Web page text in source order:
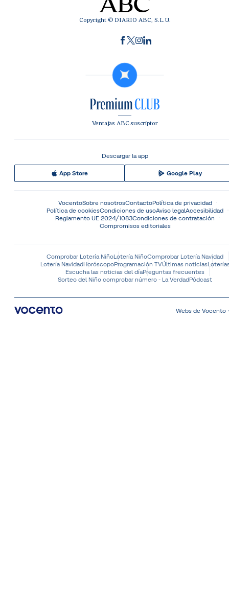
Copyright © DIARIO ABC, S.L.U.
Ventajas ABC suscriptor
Descargar la app
App Store Google Play
VocentoSobre nosotrosContactoPolítica de privacidad
Política de cookiesCondiciones de usoAviso legalAccesibilidad
Reglamento UE 2024/1083Condiciones de contratación
Compromisos editoriales
Comprobar Lotería NiñoLotería NiñoComprobar Lotería Navidad
Lotería NavidadHoróscopoProgramación TVÚltimas noticias
Escucha las noticias del díaPreguntas frecuentes
Sorteo del Niño comprobar número - La VerdadPódcast
Webs de Vocento